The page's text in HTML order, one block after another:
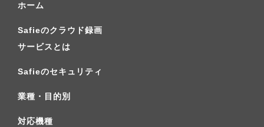
ホーム
Safieのクラウド録画
サービスとは
Safieのセキュリティ
業種・目的別
対応機種